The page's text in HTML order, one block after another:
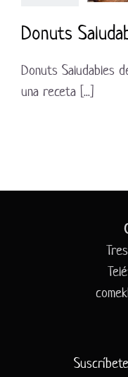
Donuts
Donuts Saludables
una receta [...]